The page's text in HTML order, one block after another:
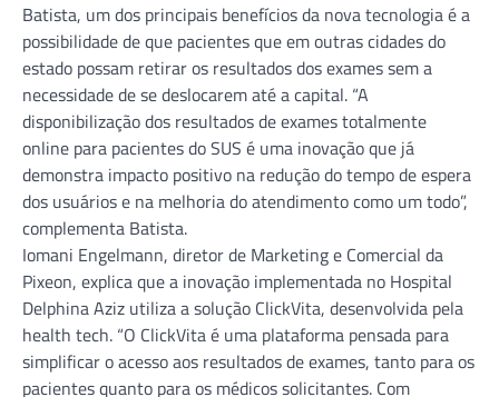
Batista, um dos principais benefícios da nova tecnologia é a
possibilidade de que pacientes que em outras cidades do
estado possam retirar os resultados dos exames sem a
necessidade de se deslocarem até a capital. “A
disponibilização dos resultados de exames totalmente
online para pacientes do SUS é uma inovação que já
demonstra impacto positivo na redução do tempo de espera
dos usuários e na melhoria do atendimento como um todo”,
complementa Batista.
Iomani Engelmann, diretor de Marketing e Comercial da
Pixeon, explica que a inovação implementada no Hospital
Delphina Aziz utiliza a solução ClickVita, desenvolvida pela
health tech. “O ClickVita é uma plataforma pensada para
simplificar o acesso aos resultados de exames, tanto para os
pacientes quanto para os médicos solicitantes. Com